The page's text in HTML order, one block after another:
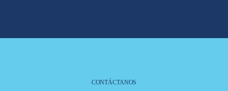
CONTÁCTANOS